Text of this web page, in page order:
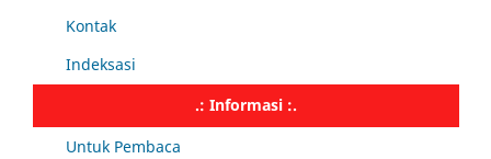
Kontak
Indeksasi
.: Informasi :.
Untuk Pembaca